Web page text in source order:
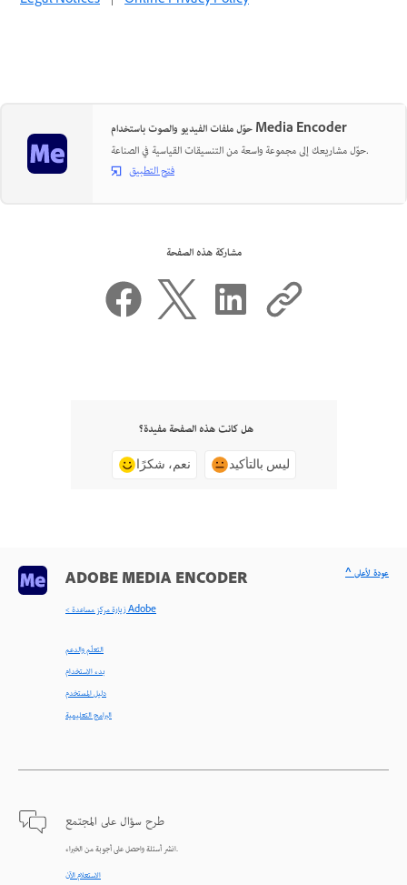
حوّل ملفات الفيديو والصوت باستخدام Media Encoder
حوّل مشاريعك إلى مجموعة واسعة من التنسيقات القياسية في الصناعة.
فتح التطبيق
مشاركة هذه الصفحة
هل كانت هذه الصفحة مفيدة؟
نعم، شكرًا ليس بالتأكيد
ADOBE MEDIA ENCODER
< زيارة مركز مساعدة Adobe
التعلّم والدعم
بدء الاستخدام
دليل المستخدم
البرامج التعليمية
طرح سؤال على المجتمع
انشر أسئلة واحصل على أجوبة من الخبراء.
الاستعلام الآن
^ عودة لأعلى